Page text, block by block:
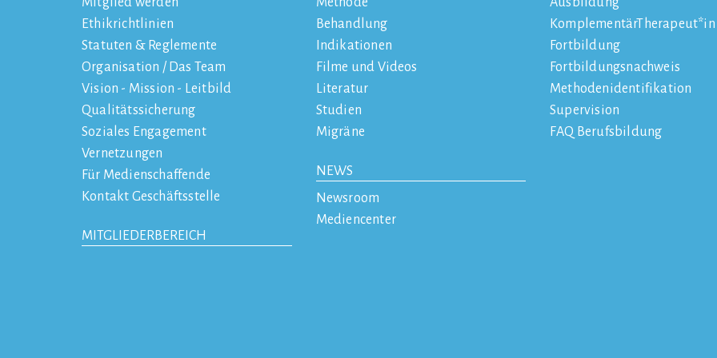
Ethikrichtlinien
Statuten & Reglemente
Organisation / Das Team
Vision - Mission - Leitbild
Qualitätssicherung
Soziales Engagement
Vernetzungen
Für Medienschaffende
Kontakt Geschäftsstelle
MITGLIEDERBEREICH
Behandlung
Indikationen
Filme und Videos
Literatur
Studien
Migräne
NEWS
Newsroom
Mediencenter
KomplementärTherapeut*in
Fortbildung
Fortbildungsnachweis
Methodenidentifikation
Supervision
FAQ Berufsbildung